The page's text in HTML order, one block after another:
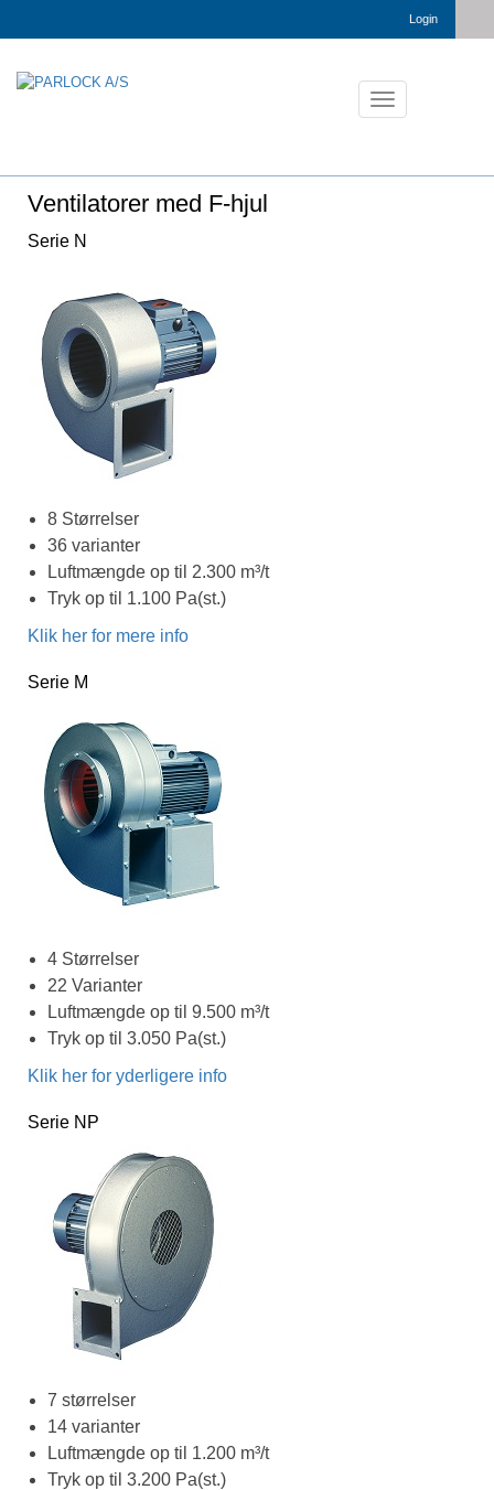
Login
Toggle
navigation
Ventilatorer med F-hjul
Serie N
8 Størrelser
36 varianter
Luftmængde op til 2.300 m³/t
Tryk op til 1.100 Pa(st.)
Klik her for mere info
Serie M
4 Størrelser
22 Varianter
Luftmængde op til 9.500 m³/t
Tryk op til 3.050 Pa(st.)
Klik her for yderligere info
Serie NP
7 størrelser
14 varianter
Luftmængde op til 1.200 m³/t
Tryk op til 3.200 Pa(st.)